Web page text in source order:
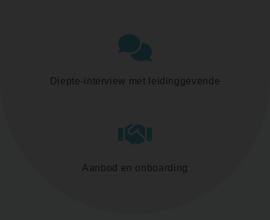
Diepte-interview met leidinggevende
Aanbod en onboarding